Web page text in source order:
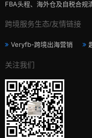
FBA头程、海外仓及自税合规
跨境服务生态/友情链接
Veryfb-跨境出海营销
关注我们